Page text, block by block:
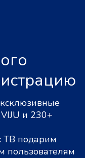
и 230+
ТВ подарим
пользователям